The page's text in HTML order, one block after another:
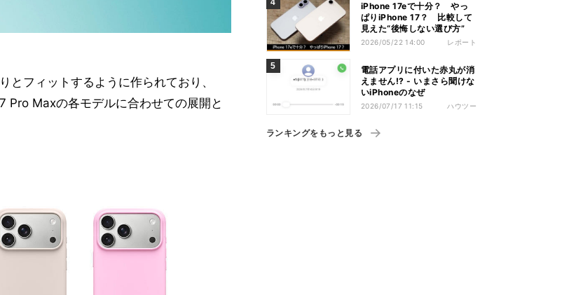
とフィットするように作られており、
Maxの各モデルに合わせての展開と
iPhone 17eで十分？ やっ
ぱりiPhone 17？ 比較して
見えた“後悔しない選び方”
2026/05/22 14:00 レポート
電話アプリに付いた赤丸が消
えません!? - いまさら聞けな
いiPhoneのなぜ
2026/07/17 11:15 ハウツー
ランキングをもっと見る